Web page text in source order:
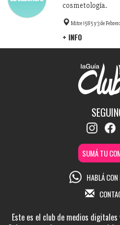
cosmetología.
Mitre 1585 y 3 de
+ INFO
SUMÁ TU
HABLÁ
Este es el club de medios